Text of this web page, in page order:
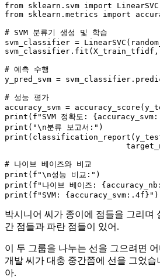
from sklearn.svm import
from sklearn.metrics import
# SVM 분류기 생성 및 학습
svm_classifier =
svm_classifier.fit(X_train_tfidf,
# 예측 수행
y_pred_svm =
# 성능 평가
print ( f"SVM 정확도: {accuracy_svm:
print ( "\n분류 보고서:"
print
# 나이브 베이즈와 비교
print ( f"\n성능 비교:"
print ( f"나이브 베이즈: {accuracy_nb:
print ( f"SVM: {accuracy_svm: .4f} "
박시니어 씨가 종이에 점들을 그리며
간 점들과 파란 점들이 있어.
이 두 그룹을 나누는 선을 그으려면
개발 씨가 대충 중간쯤에 선을 그었
아.